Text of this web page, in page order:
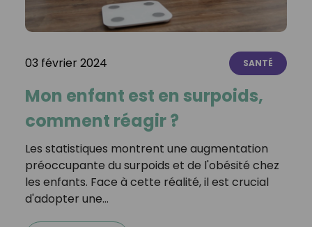
03 février 2024 SANTÉ
Mon enfant est en surpoids,
comment réagir ?
Les statistiques montrent une augmentation
préoccupante du surpoids et de l'obésité chez
les enfants. Face à cette réalité, il est crucial
d'adopter une…